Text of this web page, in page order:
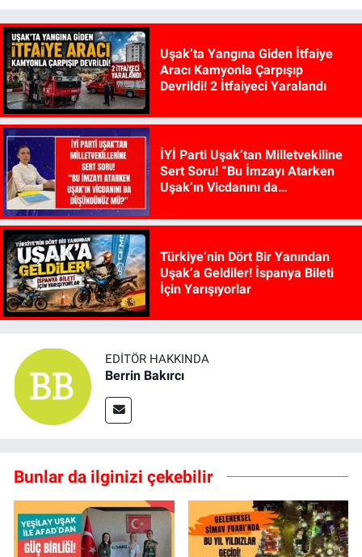
Uşak’ta Yangına Giden İtfaiye
Aracı Kamyonla Çarpışıp
Devrildi! 2 İtfaiyeci Yaralandı
İYİ Parti Uşak’tan Milletvekiline
Sert Soru! “Bu İmzayı Atarken
Uşak’ın Vicdanını da
Türkiye’nin Dört Bir Yanından
Uşak’a Geldiler! İspanya Bileti
İçin Yarışıyorlar
EDITÖR HAKKINDA
Berrin Bakırcı
Bunlar da ilginizi çekebilir